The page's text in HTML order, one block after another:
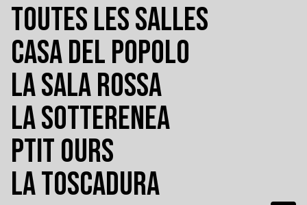
TOUTES LES SALLES
CASA DEL POPOLO
LA SALA ROSSA
LA SOTTERENEA
PTIT OURS
LA TOSCADURA